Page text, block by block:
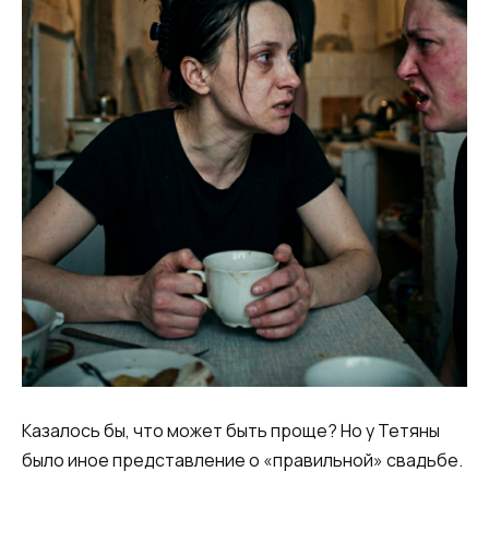
Казалось бы, что может быть проще? Но у Тетяны
было иное представление о «правильной» свадьбе.